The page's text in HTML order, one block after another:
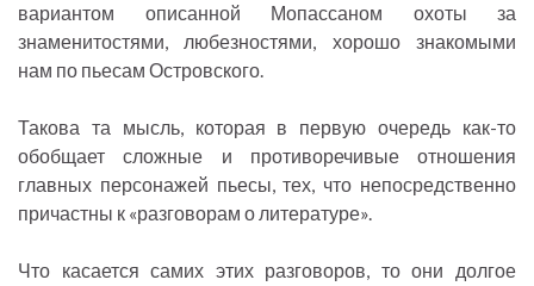
вариантом описанной Мопассаном охоты за
знаменитостями, любезностями, хорошо знакомыми
нам по пьесам Островского.
Такова та мысль, которая в первую очередь как-то
обобщает сложные и противоречивые отношения
главных персонажей пьесы, тех, что непосредственно
причастны к «разговорам о литературе».
Что касается самих этих разговоров, то они долгое